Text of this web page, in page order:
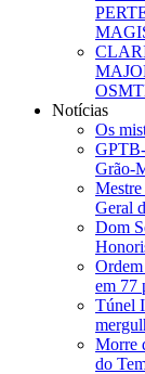
Notícias
Os
Grão-
Geral
Dom
em 77
Túnel
Morre
do